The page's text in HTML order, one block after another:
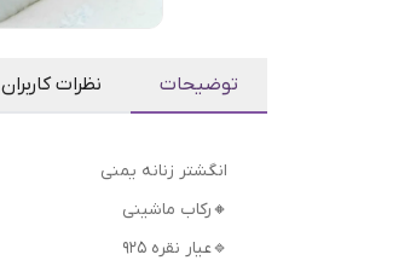
توضیحات نظرات کاربران
انگشتر زنانه یمنی
🔸رکاب ماشینی
🔹عیار نقره 925